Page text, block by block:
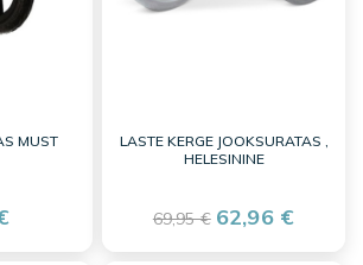
MUST
LASTE KERGE JOOKSURATAS ,
HELESININE
69,95 € 62,96 €